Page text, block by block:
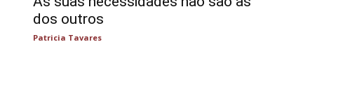
dos outros
Patricia Tavares